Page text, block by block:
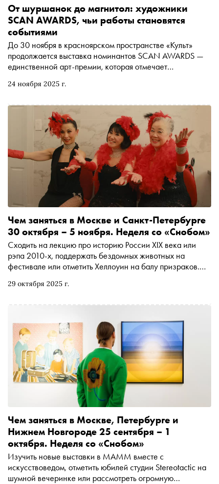
24 ноября 2025 г.
От шуршанок до магнитол: художники
SCAN AWARDS, чьи работы становятся
событиями
До 30 ноября в красноярском пространстве «Культ»
продолжается выставка номинантов SCAN AWARDS —
единственной арт-премии, которая отмечает
Дальнего Востока. Совсем скоро персональные
галереях a—s—t—r—a, 9б, PENNLAB и Marina Gisich
Projects. «Сноб» выбрал несколько авторов, за которыми
точно стоит следить
29 октября 2025 г.
Чем заняться в Москве и Санкт-Петербурге
30 октября – 5 ноября. Неделя со «Снобом»
Сходить на лекцию про историю России XIX века или
рэпа 2010-х, поддержать бездомных животных на
фестивале или отметить Хеллоуин на балу призраков.
ближайшей неделе
Чем заняться в Москве, Петербурге и
Нижнем Новгороде 25 сентября – 1
октября. Неделя со «Снобом»
Изучить новые выставки в МАММ вместе с
искусствоведом, отметить юбилей студии Stereotactic на
шумной вечеринке или рассмотреть огромную